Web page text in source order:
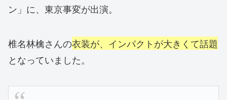
ン」に、東京事変が出演。
椎名林檎さんの衣装が、インパクトが大きくて話題
となっていました。